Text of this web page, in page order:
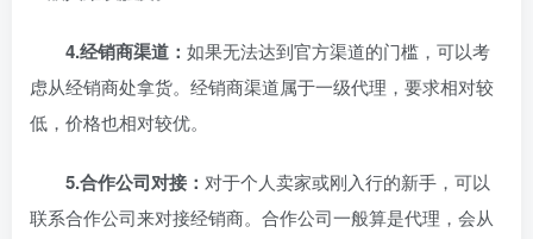
4.经销商渠道： 如果无法达到官方渠道的门槛，可以考
虑从经销商处拿货。经销商渠道属于一级代理，要求相对较
低，价格也相对较优。
5.合作公司对接： 对于个人卖家或刚入行的新手，可以
联系合作公司来对接经销商。合作公司一般算是代理，会从